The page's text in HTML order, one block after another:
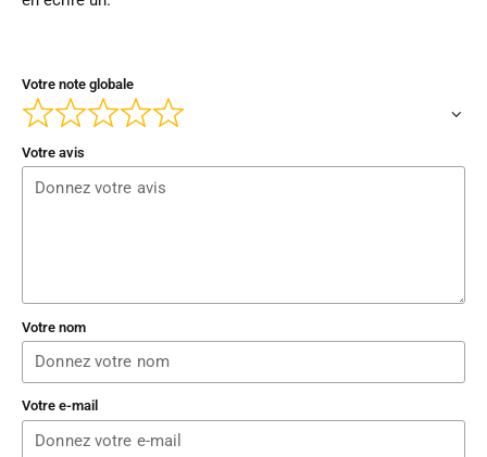
Votre note globale
Votre avis
Votre nom
Votre e-mail